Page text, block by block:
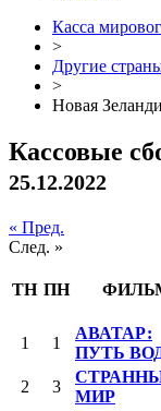
Касса
>
Другие
>
Новая
Кассовые
25.12.2022
« Пред.
След. »
ТН ПН
1 1
АВАТАР:
ПУТЬ
2
3
МИР